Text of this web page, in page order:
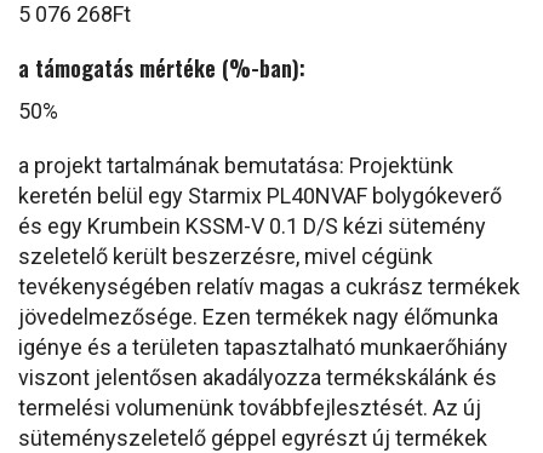
5 076 268Ft
a támogatás mértéke (%-ban):
50%
a projekt tartalmának bemutatása: Projektünk
keretén belül egy Starmix PL40NVAF bolygókeverő
és egy Krumbein KSSM-V 0.1 D/S kézi sütemény
szeletelő került beszerzésre, mivel cégünk
tevékenységében relatív magas a cukrász termékek
jövedelmezősége. Ezen termékek nagy élőmunka
igénye és a területen tapasztalható munkaerőhiány
viszont jelentősen akadályozza termékskálánk és
termelési volumenünk továbbfejlesztését. Az új
süteményszeletelő géppel egyrészt új termékek